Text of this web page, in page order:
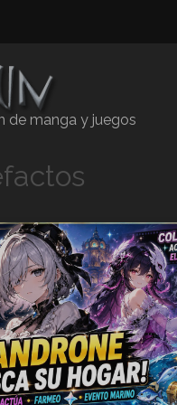
de manga y juegos